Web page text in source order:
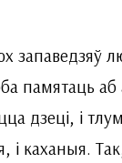
памятаць аб
дзеці, і
каханыя.